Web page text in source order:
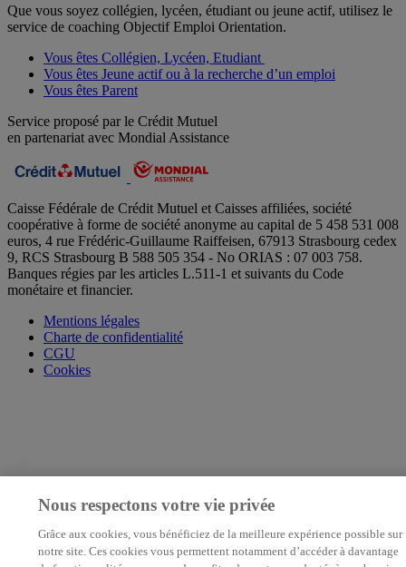
Que vous soyez collégien, lycéen, étudiant ou jeune actif, utilisez le
service de coaching Objectif Emploi Orientation.
Vous êtes Collégien, Lycéen, Etudiant
Vous êtes Jeune actif ou à la recherche d’un emploi
Vous êtes Parent
Service proposé par le Crédit Mutuel
en partenariat avec Mondial Assistance
Caisse Fédérale de Crédit Mutuel et Caisses affiliées, société
coopérative à forme de société anonyme au capital de 5 458 531 008
euros, 4 rue Frédéric-Guillaume Raiffeisen, 67913 Strasbourg cedex
9, RCS Strasbourg B 588 505 354 - No ORIAS : 07 003 758.
Banques régies par les articles L.511-1 et suivants du Code
monétaire et financier.
Mentions légales
Charte de confidentialité
CGU
Cookies
Nous respectons votre vie privée
Grâce aux cookies, vous bénéficiez de la meilleure expérience possible sur
notre site. Ces cookies vous permettent notamment d’accéder à davantage